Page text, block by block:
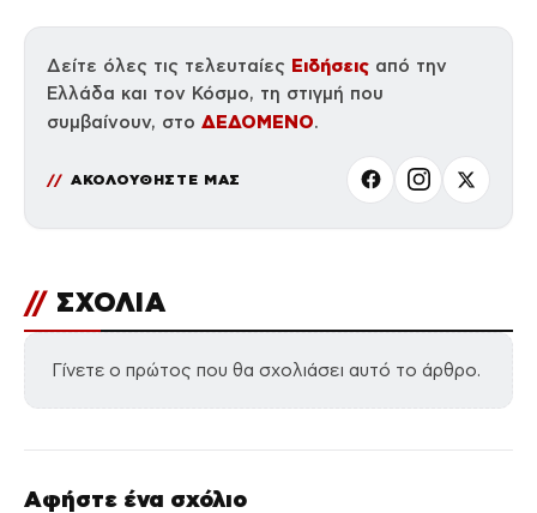
Δείτε όλες τις τελευταίες Ειδήσεις από την
Ελλάδα και τον Κόσμο, τη στιγμή που
συμβαίνουν, στο ΔΕΔΟΜΕΝΟ.
ΑΚΟΛΟΥΘΗΣΤΕ ΜΑΣ
// ΣΧΟΛΙΑ
Γίνετε ο πρώτος που θα σχολιάσει αυτό το άρθρο.
Αφήστε ένα σχόλιο